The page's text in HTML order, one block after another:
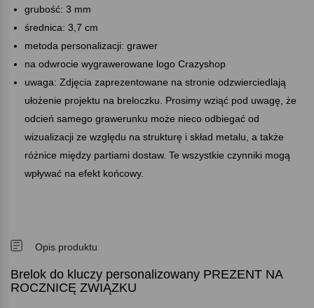
grubość: 3 mm
średnica: 3,7 cm
metoda personalizacji: grawer
na odwrocie wygrawerowane logo Crazyshop
uwaga: Zdjęcia zaprezentowane na stronie odzwierciedlają
ułożenie projektu na breloczku. Prosimy wziąć pod uwagę, że
odcień samego grawerunku może nieco odbiegać od
wizualizacji ze względu na strukturę i skład metalu, a także
różnice między partiami dostaw. Te wszystkie czynniki mogą
wpływać na efekt końcowy.
Opis produktu
Brelok do kluczy personalizowany PREZENT NA
ROCZNICĘ ZWIĄZKU